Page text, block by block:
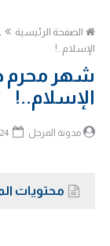
الصفحة الرئيسية
الإسلام..!
شهر محرم
الإسلام..!
مدونة المرجل
محتويات